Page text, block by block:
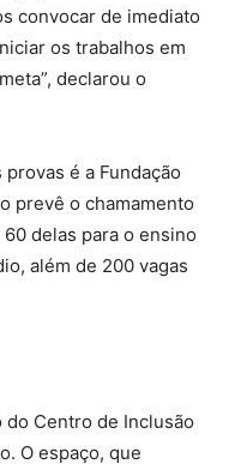
convocar de imediato
os trabalhos em
declarou o
é a Fundação
prevê o chamamento
delas para o ensino
além de 200 vagas
Centro de Inclusão
O espaço, que